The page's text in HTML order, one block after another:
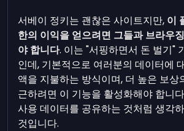
서베이 정키는 괜찮은 사이트지만, 이
한의 이익을 얻으려면 그들과 브라우
야 합니다. 이는 "서핑하면서 돈 벌기"
인데, 기본적으로 여러분의 데이터에
액을 지불하는 방식이며, 더 높은 보상
근하려면 이 기능을 활성화해야 합니
사용 데이터를 공유하는 것처럼 생각
것입니다.